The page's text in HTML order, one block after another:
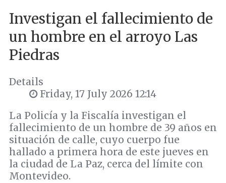
Investigan el fallecimiento de
un hombre en el arroyo Las
Piedras
Details
Friday, 17 July 2026 12:14
La Policía y la Fiscalía investigan el
fallecimiento de un hombre de 39 años en
situación de calle, cuyo cuerpo fue
hallado a primera hora de este jueves en
la ciudad de La Paz, cerca del límite con
Montevideo.